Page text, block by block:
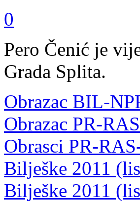
0
Pero Čenić je
Grada Splita.
Obrazac BIL-
Obrazac PR-
Obrasci PR-
Bilješke 2011
Bilješke 2011